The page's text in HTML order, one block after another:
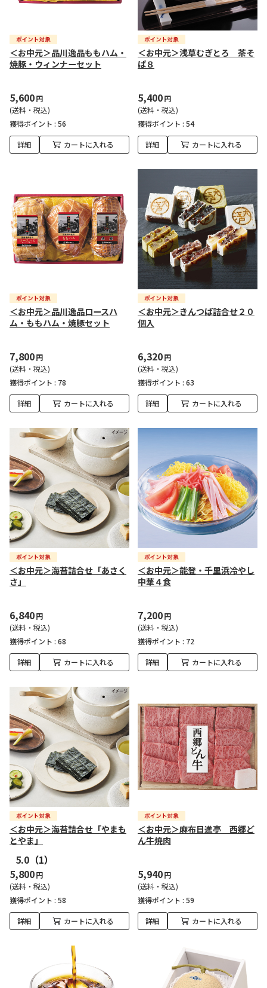
＜お中元＞品川逸品ももハム・
焼豚・ウィンナーセット
5,600円
(送料・税込)
獲得ポイント : 56
詳細 カートに入れる
＜お中元＞浅草むぎとろ 茶そ
ば８
5,400円
(送料・税込)
獲得ポイント : 54
詳細 カートに入れる
＜お中元＞品川逸品ロースハ
ム・ももハム・焼豚セット
7,800円
(送料・税込)
獲得ポイント : 78
詳細 カートに入れる
＜お中元＞きんつば詰合せ２０
個入
6,320円
(送料・税込)
獲得ポイント : 63
詳細 カートに入れる
＜お中元＞海苔詰合せ「あさく
さ」
6,840円
(送料・税込)
獲得ポイント : 68
詳細 カートに入れる
＜お中元＞能登・千里浜冷やし
中華４食
7,200円
(送料・税込)
獲得ポイント : 72
詳細 カートに入れる
＜お中元＞海苔詰合せ「やまも
とやま」
5.0 （1）
5,800円
(送料・税込)
獲得ポイント : 58
詳細 カートに入れる
＜お中元＞麻布日進亭 西郷ど
ん牛焼肉
5,940円
(送料・税込)
獲得ポイント : 59
詳細 カートに入れる